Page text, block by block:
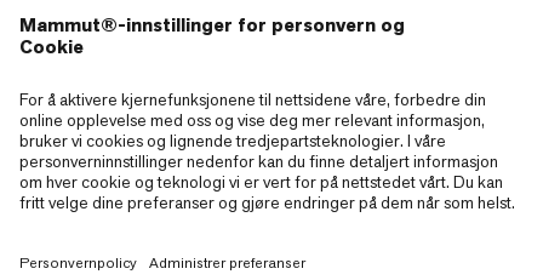
—
Sitemap
Cookies
Juridisk merknad